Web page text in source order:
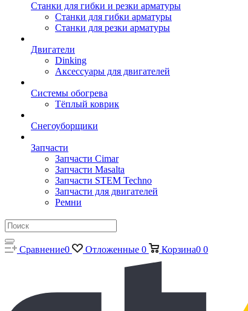
Станки для гибки и резки арматуры
Станки для гибки арматуры
Станки для резки арматуры
Двигатели
Dinking
Аксессуары для двигателей
Системы обогрева
Тёплый коврик
Снегоуборщики
Запчасти
Запчасти Cimar
Запчасти Masalta
Запчасти STEM Techno
Запчасти для двигателей
Ремни
Сравнение0 Отложенные 0 Корзина0 0